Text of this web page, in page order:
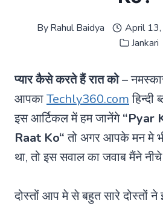
ByRahul Baidya
April
Jankari
प्यार कैसे करते हैं रात को–
आपकाTechly360.com
इस आर्टिकल में हम जानेंगे“Pyar
Raat Ko“तो अगर आपके मन मे
था, तो इस सवाल का जवाब मैंने
दोस्तों आप मे से बहुत सारे दोस्तों